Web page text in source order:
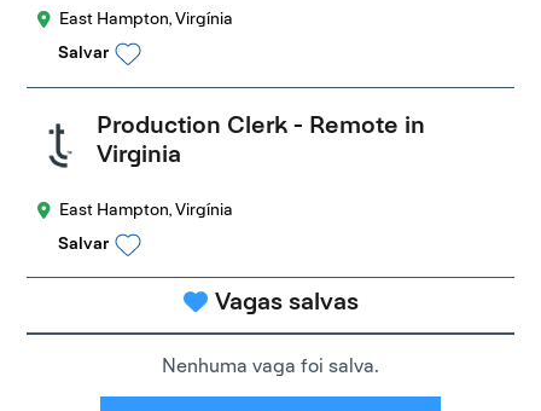
East Hampton, Virgínia
Salvar
Production Clerk - Remote in
Virginia
East Hampton, Virgínia
Salvar
Vagas salvas
Nenhuma vaga foi salva.